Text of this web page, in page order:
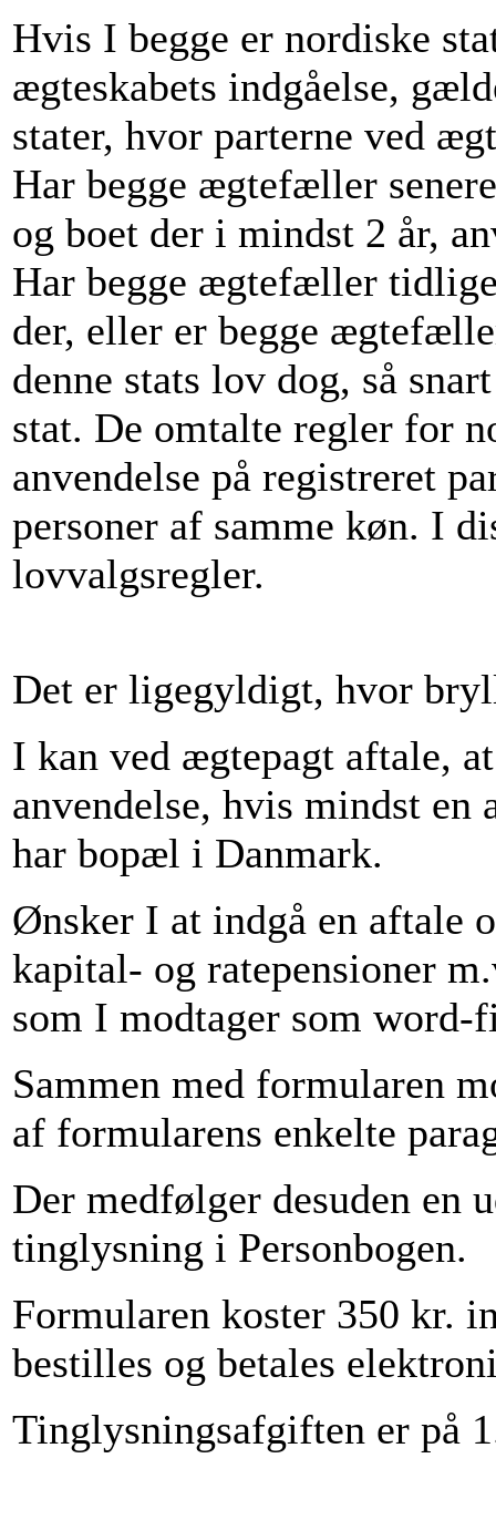
Hvis I begge er nordiske
ægteskabets indgåelse,
stater, hvor parterne ved
Har begge ægtefæller
og boet der i mindst 2 år,
Har begge ægtefæller
der, eller er begge
denne stats lov dog, så
stat. De omtalte regler for
anvendelse på registreret
personer af samme køn. I
lovvalgsregler.
Det er ligegyldigt, hvor
I kan ved ægtepagt aftale,
anvendelse, hvis mindst en
har bopæl i Danmark.
Ønsker I at indgå en aftale
kapital- og ratepensioner
som I modtager som
Sammen med formularen
af formularens enkelte
Der medfølger desuden
tinglysning i Personbogen.
Formularen koster 350 kr.
bestilles og betales
Tinglysningsafgiften er på